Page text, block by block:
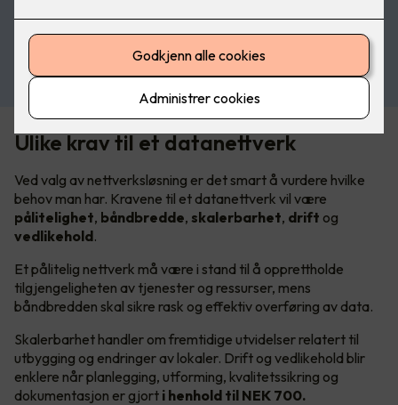
Se produkter fra Schneider
Ulike krav til et datanettverk
Ved valg av nettverksløsning er det smart å vurdere hvilke
behov man har. Kravene til et datanettverk vil være
pålitelighet, båndbredde, skalerbarhet, drift og
vedlikehold.
Et pålitelig nettverk må være i stand til å opprettholde
tilgjengeligheten av tjenester og ressurser, mens
båndbredden skal sikre rask og effektiv overføring av data.
Skalerbarhet handler om fremtidige utvidelser relatert til
utbygging og endringer av lokaler. Drift og vedlikehold blir
enklere når planlegging, utforming, kvalitetssikring og
dokumentasjon er gjort i henhold til NEK 700.